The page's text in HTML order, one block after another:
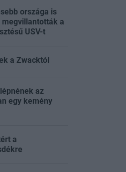
országa is
megvillantották a
USV-t
a Zwacktól
az
egy kemény
a